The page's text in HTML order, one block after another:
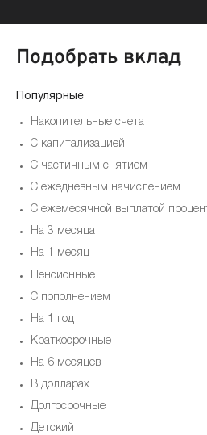
Подобрать вклад
Популярные
Накопительные счета
С капитализацией
С частичным снятием
С ежедневным начислением
С ежемесячной выплатой
На 3 месяца
На 1 месяц
Пенсионные
С пополнением
На 1 год
Краткосрочные
На 6 месяцев
В долларах
Долгосрочные
Детский